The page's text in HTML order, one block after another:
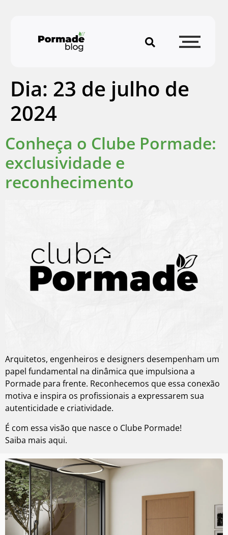
Dia: 23 de julho de
2024
Conheça o Clube Pormade:
exclusividade e
reconhecimento
Arquitetos, engenheiros e designers desempenham um
papel fundamental na dinâmica que impulsiona a
Pormade para frente. Reconhecemos que essa conexão
motiva e inspira os profissionais a expressarem sua
autenticidade e criatividade.
É com essa visão que nasce o Clube Pormade!
Saiba mais aqui.